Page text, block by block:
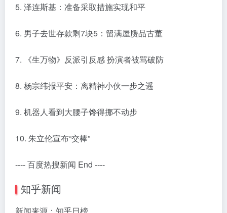
5. 泽连斯基：准备采取措施实现和平
6. 男子去世存款剩7块5：留满屋赝品古董
7. 《生万物》反派引反感 扮演者被骂破防
8. 杨宗纬报平安：离精神小伙一步之遥
9. 机器人看到大腰子馋得挪不动步
10. 朱立伦宣布“交棒”
---- 百度热搜新闻 End ----
知乎新闻
新闻来源：知乎日榜